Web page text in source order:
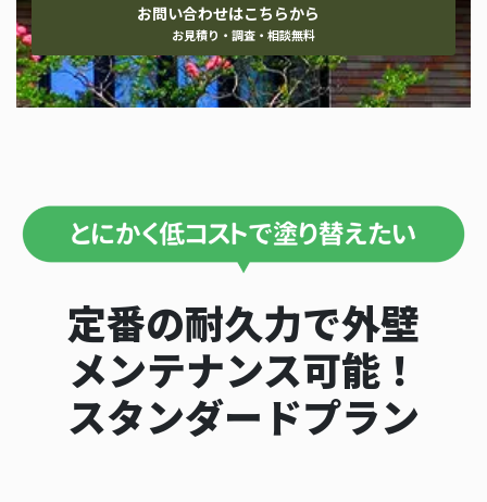
お問い合わせはこちらから
お見積り・調査・相談無料
定番の耐久力で外壁
メンテナンス可能！
スタンダードプラン